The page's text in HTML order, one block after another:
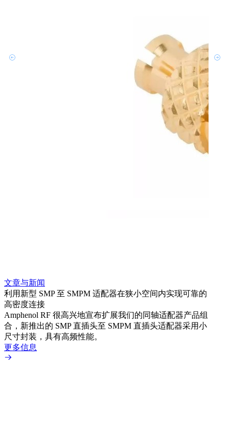
文章与新闻
利用新型 SMP 至 SMPM 适配器在狭小空间内实现可靠的
高密度连接
Amphenol RF 很高兴地宣布扩展我们的同轴适配器产品组
合，新推出的 SMP 直插头至 SMPM 直插头适配器采用小
尺寸封装，具有高频性能。
更多信息